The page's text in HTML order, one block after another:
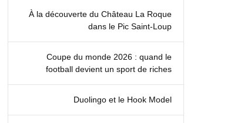
À la découverte du Château La Roque
dans le Pic Saint‑Loup
Coupe du monde 2026 : quand le
football devient un sport de riches
Duolingo et le Hook Model